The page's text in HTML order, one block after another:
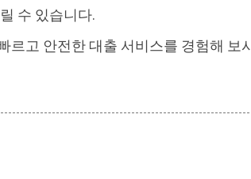
수 있습니다.
르고 안전한 대출 서비스를 경험해 보